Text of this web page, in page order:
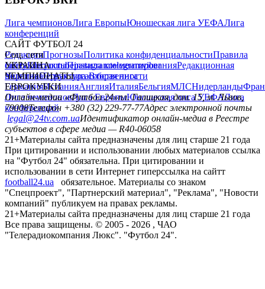
Лига чемпионовЛига ЕвропыЮношеская лига УЕФАЛига
конференций
САЙТ ФУТБОЛ 24
РедакцияПрогнозыПолитика конфиденциальностиПравила
сайтуКонтактыПравила комментированияРедакционная
политикаСтруктура собственности
Соц. сети
facebookxyoutubeinstagramtelegramviber
УКРАИНА
УкраинаПервая лигаВторая лига
ЧЕМПИОНАТЫ
ГерманияИспанияАнглияИталияБельгияМЛСНидерланды
ЕВРОКУБКИ
Лига чемпионовЛига ЕвропыЮношеская лига УЕФАЛига
конференций
Онлайн-медиа «Футбол 24»пл. Галицкая, дом. 15, м. Львов,
79008Телефон +380 (32) 229-77-77Адрес электронной почты
legal@24tv.com.uaИдентификатор онлайн-медиа в Реестре
субъектов в сфере медиа — R40-06058
21+Материалы сайта предназначены для лиц старше 21 года
При цитировании и использовании любых материалов ссылка
на "Футбол 24" обязательна. При цитировании и
использовании в сети Интернет гиперссылка на сайтт
football24.ua
обязательное. Материалы со знаком
"Спецпроект", "Партнерский материал", "Реклама", "Новости
компаний" публикуем на правах рекламы.
21+Материалы сайта предназначены для лиц старше 21 года
Все права защищены. © 2005 - 2026 , ЧАО
"Телерадиокомпания Люкс". "Футбол 24".